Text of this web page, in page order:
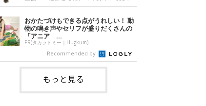
を過ぎたころ、お迎え2日目に撮影された
ため、当時はケージの中で過ごしていまし
た。鳴いてアピールするももち
んの愛猫・夏目（なつめ）ちゃん（取材時
3才）。工事現場で親猫とはぐれたとみら
れ、保護された当時は生後2カ月ほどだっ
たといいます。新しい飼い主を探すつもり
が……保護されてケージに入っている夏目
ちゃん。@shibainu_rintaro夏目ちゃんを
保護したのは、以前、飼い主さんの愛猫・
ちくわく
とくる
った小さな命。ミルクから育てられたその
子猫は今、家族に欠かせない存在へと成長
しました。ゴミ袋の中で見つかった、ミニ
モグラのような子猫よちよち歩きをしてい
たころの、生後2〜3週齢ごろのドンちゃ
ん。@doddou_1今回紹介するのは、
X（旧Twitter）ユーザー@doddou_1さん
の愛猫・ドンちゃん（取材時、推定6才／
本名：ドミトリー・ドンスコイ）。ドンち
ゃんは、保護猫でした。ドンちゃんが見つ
かったのは、飼い主さんの姉の勤め先の敷
おかたづけもできる点がうれしい！ 動
物の鳴き声やセリフが盛りだくさんの
「アニア ...
PR(タカラトミー｜Hugkum)
Recommended by
もっと見る